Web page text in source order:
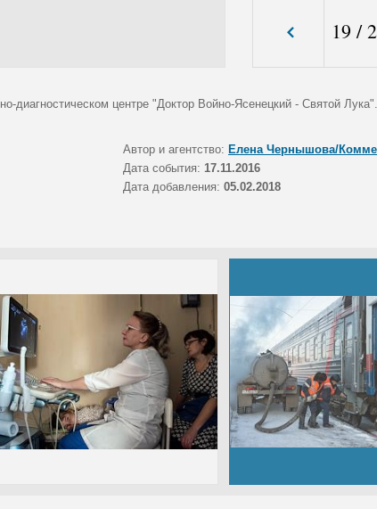
19 /
диагностическом центре "Доктор Войно-Ясенецкий - Святой Лука".
Автор и агентство: Елена Чернышова/
Дата события: 17.11.2016
Дата добавления: 05.02.2018